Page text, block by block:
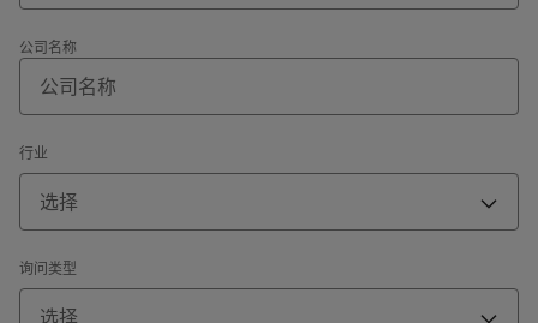
公司名称
行业
选择
询问类型
选择